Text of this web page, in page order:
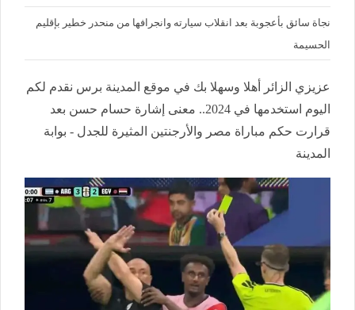
نجاة سائق بأعجوبة بعد انقلاب سيارته وانجرافها من منحدر خطير بإقليم
الحسيمة
عزيزي الزائر أهلا وسهلا بك في موقع المدينة برس نقدم لكم
اليوم استخدمها في 2024.. معنى إشارة حسام حسن بعد
قرارت حكم مباراة مصر والأرجنتين المثيرة للجدل - بوابة
المدينة